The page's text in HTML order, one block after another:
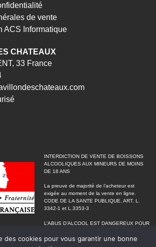
de vente
ACS Informatique
CHATEAUX
33 France
INTERDICTION DE VENTE DE BOISSONS
ALCOOLIQUES AUX MINEURS DE MOINS
DE 18 ANS
La preuve de majorité de l’acheteur est
exigée au moment de la vente en ligne.
CODE DE LA SANTE PUBLIQUE, ART. L.
3342-1 et L.3353-3
L’ABUS D’ALCOOL EST DANGEREUX POUR
À CONSOMMER AVEC MODÉRATION
des cookies pour vous garantir une bonne